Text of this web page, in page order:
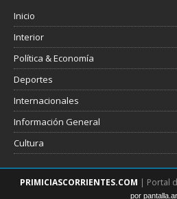
Inicio
Interior
Política & Economía
Deportes
Internacionales
Información General
Cultura
PRIMICIASCORRIENTES.COM | Portal
por pantalla.ar